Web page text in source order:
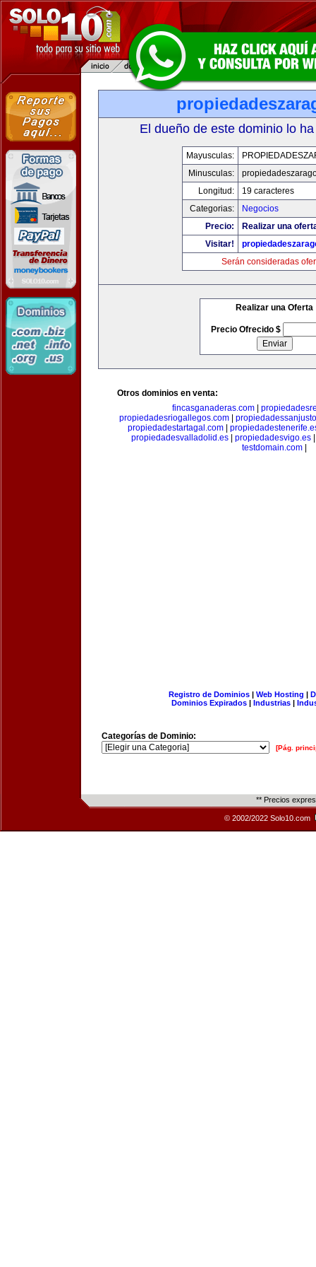
El dueño de este dominio lo
Mayusculas:
Minusculas:
Longitud:
19 caracteres
Categorias:
Negocios
Precio:
Realizar una
Visitar!
Serán consideradas
Realizar una Oferta
Precio Ofrecido $
Otros dominios en venta:
fincasganaderas.com|
propiedadesriogallegos.com|
propiedadestartagal.com|
propiedadesvalladolid.es
propiedadesvigo.es
testdomain.com
Registro de Dominios| Web Hosting |
Dominios Expirados | Industrias |
Categorías de Dominio:
[Pág.
** Precios
© 2002/2022 Solo10.com